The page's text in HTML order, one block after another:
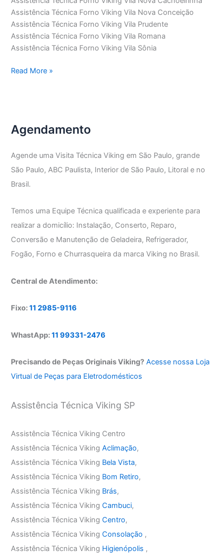
Assistência Técnica Forno Viking Vila Nova Conceição
Assistência Técnica Forno Viking Vila Prudente
Assistência Técnica Forno Viking Vila Romana
Assistência Técnica Forno Viking Vila Sônia
Assistência
Read More »
Agendamento
Agende uma Visita Técnica Viking em São Paulo, grande
São Paulo, ABC Paulista, Interior de São Paulo, Litoral e no
Brasil.
Temos uma Equipe Técnica qualificada e experiente para
realizar a domicílio: Instalação, Conserto, Reparo,
Conversão e Manutenção de Geladeira, Refrigerador,
Fogão, Forno e Churrasqueira da marca Viking no Brasil.
Central de Atendimento:
Fixo:11 2985-9116
WhastApp:11 99331-2476
Precisando de Peças Originais Viking? Acesse nossa Loja
Virtual de Peças para Eletrodomésticos
Assistência Técnica Viking SP
Assistência Técnica Viking Centro
Assistência Técnica VikingAclimação,
Assistência Técnica Viking Bela Vista,
Assistência Técnica Viking Bom Retiro,
Assistência Técnica Viking Brás,
Assistência Técnica VikingCambuci,
Assistência Técnica VikingCentro,
Assistência Técnica VikingConsolação ,
Assistência Técnica Viking Higienópolis ,